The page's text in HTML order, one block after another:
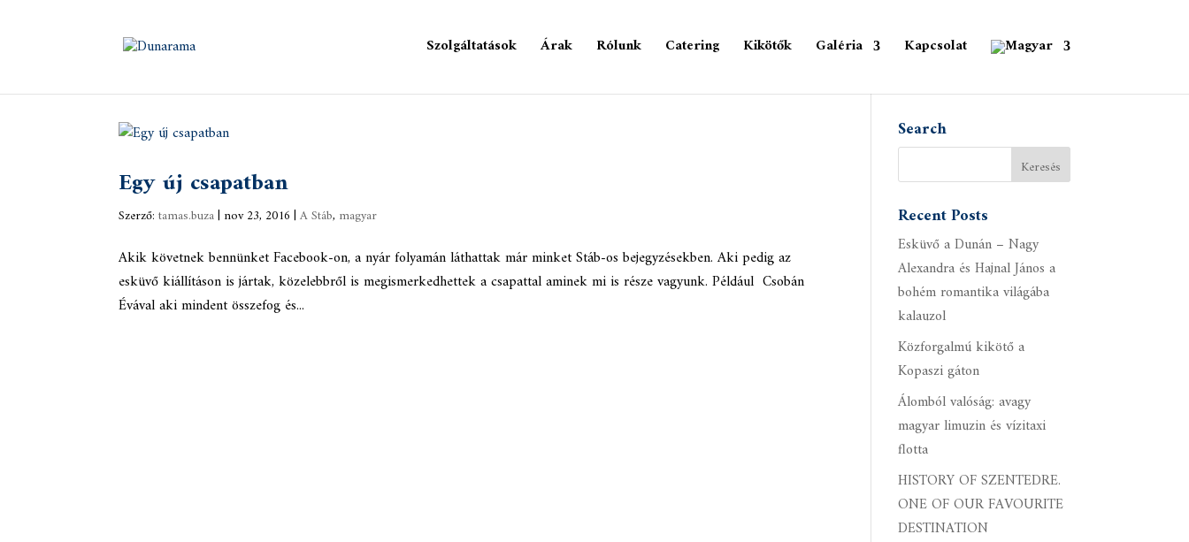
Szolgáltatások Árak Rólunk Catering Kikötők Galéria Kapcsolat
Egy új csapatban
Szerző:tamas.buza| nov 23, 2016 |A Stáb, magyar
Akik követnek bennünket Facebook-on, a nyár folyamán láthattak már minket Stáb-os bejegyzésekben. Aki pedig az
esküvő kiállításon is jártak, közelebbről is megismerkedhettek a csapattal aminek mi is része vagyunk. Például Csobán
Évával aki mindent összefog és...
Search
Recent Posts
Esküvő a Dunán – Nagy
Alexandra és Hajnal János a
bohém romantika világába
kalauzol
Közforgalmú kikötő a
Kopaszi gáton
Álomból valóság: avagy
magyar limuzin és vízitaxi
flotta
HISTORY OF SZENTEDRE.
ONE OF OUR FAVOURITE
DESTINATION